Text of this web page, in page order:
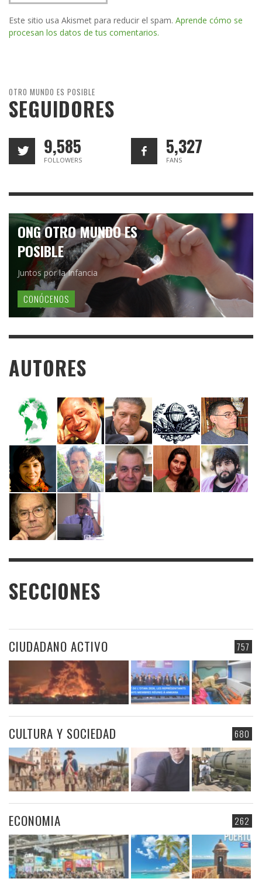
Este sitio usa Akismet para reducir el spam. Aprende cómo se
procesan los datos de tus comentarios.
OTRO MUNDO ES POSIBLE
SEGUIDORES
9,585
FOLLOWERS
5,327
FANS
ONG OTRO MUNDO ES
POSIBLE
Juntos por la Infancia
CONÓCENOS
AUTORES
SECCIONES
757
CIUDADANO ACTIVO
680
CULTURA Y SOCIEDAD
262
ECONOMIA